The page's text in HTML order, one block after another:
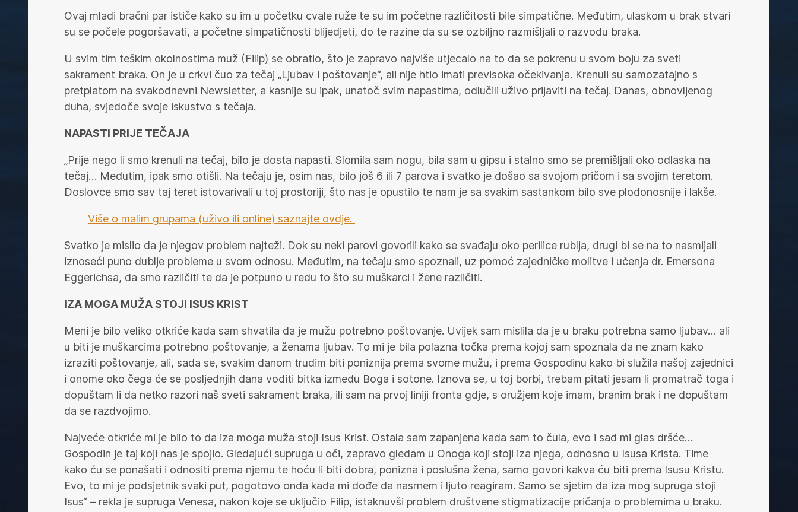
Ovaj mladi bračni par ističe kako su im u početku cvale ruže te su im početne različitosti bile simpatične. Međutim, ulaskom u brak stvari
su se počele pogoršavati, a početne simpatičnosti blijedjeti, do te razine da su se ozbiljno razmišljali o razvodu braka.
U svim tim teškim okolnostima muž (Filip) se obratio, što je zapravo najviše utjecalo na to da se pokrenu u svom boju za sveti
sakrament braka. On je u crkvi čuo za tečaj „Ljubav i poštovanje“, ali nije htio imati previsoka očekivanja. Krenuli su samozatajno s
pretplatom na svakodnevni Newsletter, a kasnije su ipak, unatoč svim napastima, odlučili uživo prijaviti na tečaj. Danas, obnovljenog
duha, svjedoče svoje iskustvo s tečaja.
NAPASTI PRIJE TEČAJA
„Prije nego li smo krenuli na tečaj, bilo je dosta napasti. Slomila sam nogu, bila sam u gipsu i stalno smo se premišljali oko odlaska na
tečaj… Međutim, ipak smo otišli. Na tečaju je, osim nas, bilo još 6 ili 7 parova i svatko je došao sa svojom pričom i sa svojim teretom.
Doslovce smo sav taj teret istovarivali u toj prostoriji, što nas je opustilo te nam je sa svakim sastankom bilo sve plodonosnije i lakše.
Više o malim grupama (uživo ili online) saznajte ovdje.
Svatko je mislio da je njegov problem najteži. Dok su neki parovi govorili kako se svađaju oko perilice rublja, drugi bi se na to nasmijali
iznoseći puno dublje probleme u svom odnosu. Međutim, na tečaju smo spoznali, uz pomoć zajedničke molitve i učenja dr. Emersona
Eggerichsa, da smo različiti te da je potpuno u redu to što su muškarci i žene različiti.
IZA MOGA MUŽA STOJI ISUS KRIST
Meni je bilo veliko otkriće kada sam shvatila da je mužu potrebno poštovanje. Uvijek sam mislila da je u braku potrebna samo ljubav… ali
u biti je muškarcima potrebno poštovanje, a ženama ljubav. To mi je bila polazna točka prema kojoj sam spoznala da ne znam kako
izraziti poštovanje, ali, sada se, svakim danom trudim biti poniznija prema svome mužu, i prema Gospodinu kako bi služila našoj zajednici
i onome oko čega će se posljednjih dana voditi bitka između Boga i sotone. Iznova se, u toj borbi, trebam pitati jesam li promatrač toga i
dopuštam li da netko razori naš sveti sakrament braka, ili sam na prvoj liniji fronta gdje, s oružjem koje imam, branim brak i ne dopuštam
da se razdvojimo.
Najveće otkriće mi je bilo to da iza moga muža stoji Isus Krist. Ostala sam zapanjena kada sam to čula, evo i sad mi glas dršće…
Gospodin je taj koji nas je spojio. Gledajući supruga u oči, zapravo gledam u Onoga koji stoji iza njega, odnosno u Isusa Krista. Time
kako ću se ponašati i odnositi prema njemu te hoću li biti dobra, ponizna i poslušna žena, samo govori kakva ću biti prema Isusu Kristu.
Evo, to mi je podsjetnik svaki put, pogotovo onda kada mi dođe da nasrnem i ljuto reagiram. Samo se sjetim da iza mog supruga stoji
Isus“ – rekla je supruga Venesa, nakon koje se uključio Filip, istaknuvši problem društvene stigmatizacije pričanja o problemima u braku.